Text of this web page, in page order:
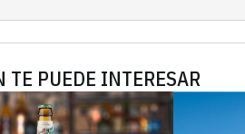
TE PUEDE INTERESAR